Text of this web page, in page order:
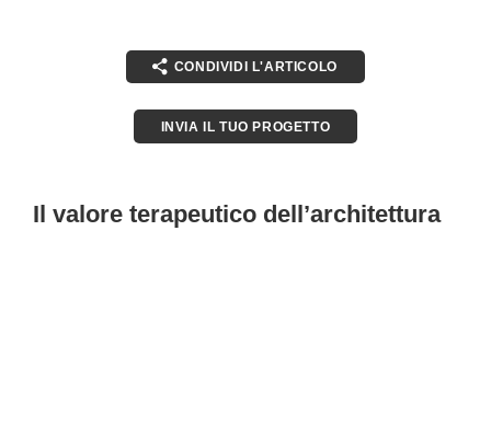
CONDIVIDI L'ARTICOLO
INVIA IL TUO PROGETTO
Il valore terapeutico dell’architettura